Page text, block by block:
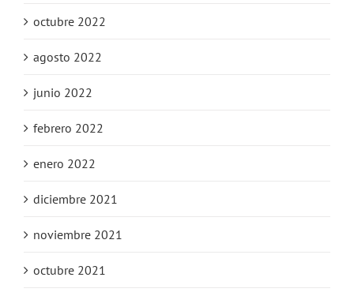
octubre 2022
agosto 2022
junio 2022
febrero 2022
enero 2022
diciembre 2021
noviembre 2021
octubre 2021